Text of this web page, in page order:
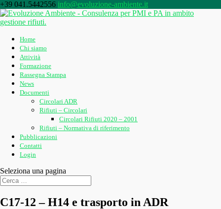
+39 041.5442556 info@evoluzione-ambiente.it
Home
Chi siamo
Attività
Formazione
Rassegna Stampa
News
Documenti
Circolari ADR
Rifiuti – Circolari
Circolari Rifiuti 2020 – 2001
Rifiuti – Normativa di riferimento
Pubblicazioni
Contatti
Login
Seleziona una pagina
C17-12 – H14 e trasporto in ADR